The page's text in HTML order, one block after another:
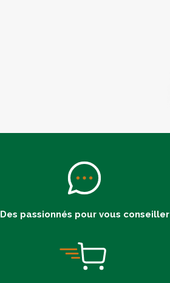
Des passionnés pour vous conseiller